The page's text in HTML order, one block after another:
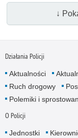
↓
Działania Policji
Aktualności
Ruch drogowy
Polemiki i
O Policji
Jednostki